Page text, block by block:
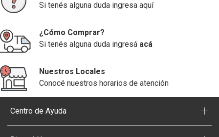
Si tenés alguna duda ingresa aquí
¿Cómo Comprar?
Si tenés alguna duda ingresá acá
Nuestros Locales
Conocé nuestros horarios de atención
Centro de Ayuda +